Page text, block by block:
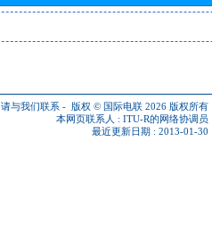
请与我们联系 - 版权 © 国际电联 2026 版权所有
本网页联系人 : ITU-R的网络协调员
最近更新日期 : 2013-01-30